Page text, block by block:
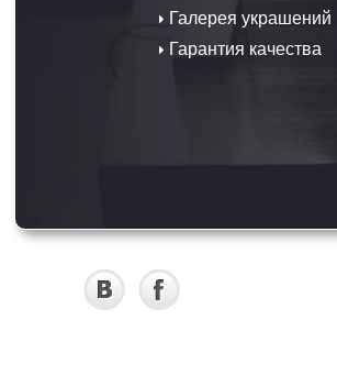
Галерея украшений
Гарантия качества